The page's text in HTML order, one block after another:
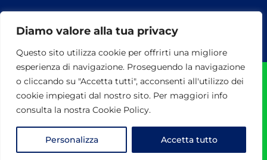
Diamo valore alla tua privacy
Questo sito utilizza cookie per offrirti una migliore
esperienza di navigazione. Proseguendo la navigazione
o cliccando su "Accetta tutti", acconsenti all'utilizzo dei
cookie impiegati dal nostro sito. Per maggiori info
consulta la nostra Cookie Policy.
Personalizza Accetta tutto
© Dao S.r.l. | 2026 | Tutti i diritti riservati | P.I. 13478441002 |
via Maresciallo Pilsudski, 118 - 00197 Roma - Tel. 06
37511764-282 | Powered by
Privacy & Cookie Policy Termini e Condizioni